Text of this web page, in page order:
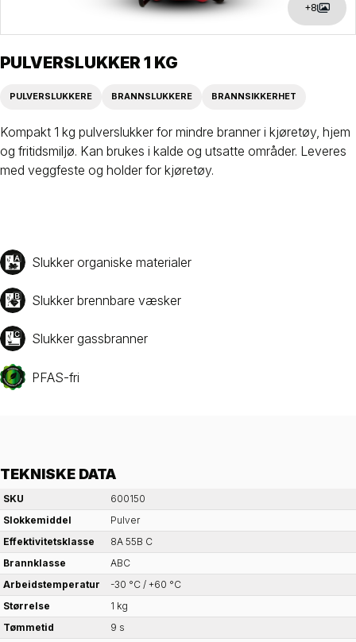
+8
PULVERSLUKKER 1 KG
PULVERSLUKKERE BRANNSLUKKERE BRANNSIKKERHET
Kompakt 1 kg pulverslukker for mindre branner i kjøretøy, hjem
og fritidsmiljø. Kan brukes i kalde og utsatte områder. Leveres
med veggfeste og holder for kjøretøy.
Slukker organiske materialer
Slukker brennbare væsker
Slukker gassbranner
PFAS-fri
TEKNISKE DATA
SKU
600150
Slokkemiddel
Pulver
Effektivitetsklasse
8A 55B C
Brannklasse
ABC
Arbeidstemperatur
-30 °C / +60 °C
Størrelse
1 kg
Tømmetid
9 s